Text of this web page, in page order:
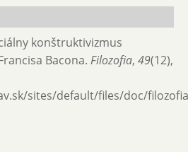
konštruktivizmus
Bacona. Filozofia, 49(12),
sites/default/files/doc/